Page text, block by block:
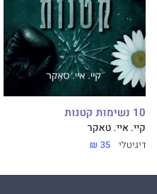
10 נשימות קטנות
קיי. איי. טאקר
דיגיטלי 35 ₪